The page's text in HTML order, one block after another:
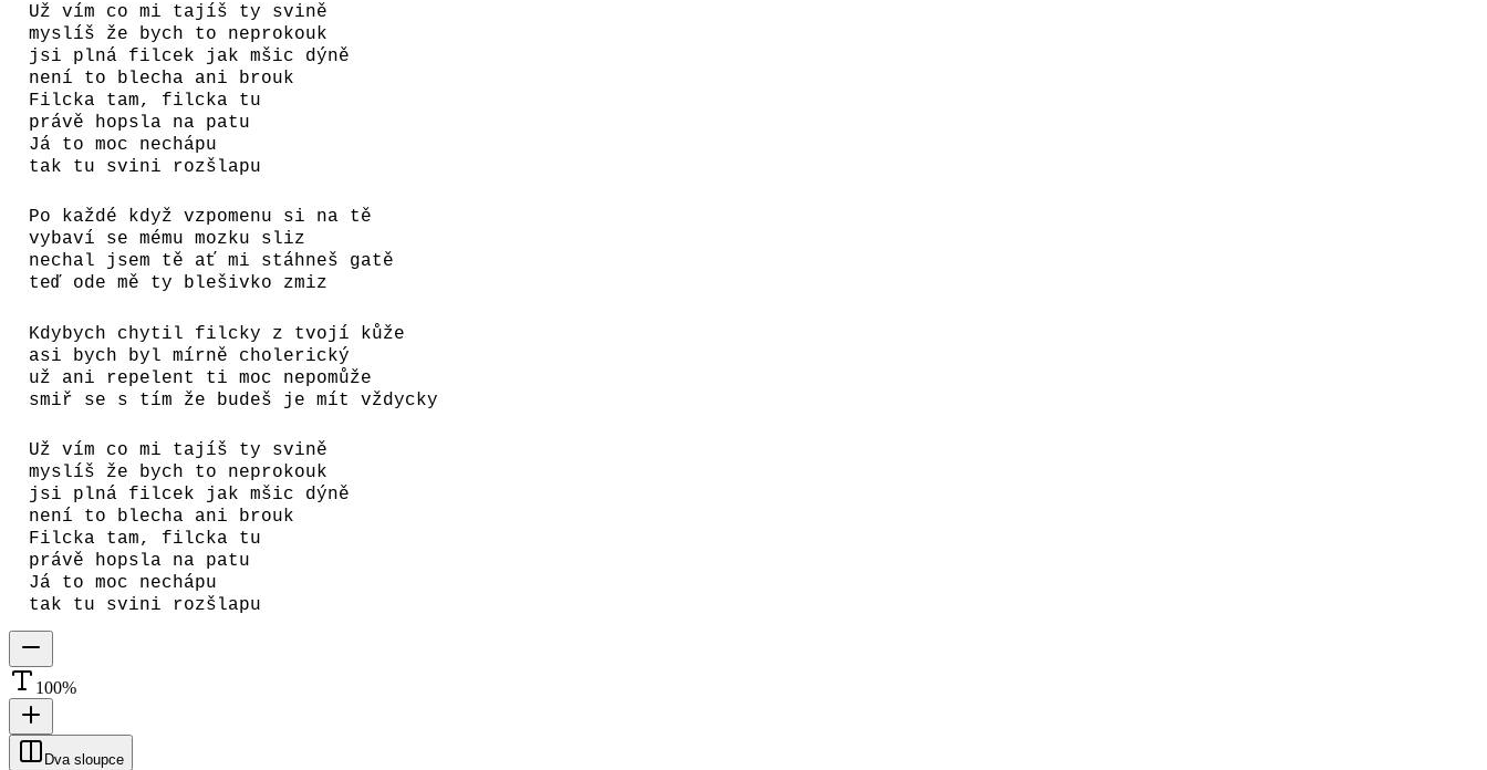
Už vím co mi tajíš ty svině
myslíš že bych to neprokouk
jsi plná filcek jak mšic dýně
není to blecha ani brouk
Filcka tam, filcka tu
právě hopsla na patu
Já to moc nechápu
tak tu svini rozšlapu
Po každé když vzpomenu si na tě
vybaví se mému mozku sliz
nechal jsem tě ať mi stáhneš gatě
teď ode mě ty blešivko zmiz
Kdybych chytil filcky z tvojí kůže
asi bych byl mírně cholerický
už ani repelent ti moc nepomůže
smiř se s tím že budeš je mít vždycky
Už vím co mi tajíš ty svině
myslíš že bych to neprokouk
jsi plná filcek jak mšic dýně
není to blecha ani brouk
Filcka tam, filcka tu
právě hopsla na patu
Já to moc nechápu
tak tu svini rozšlapu
100%
Dva sloupce